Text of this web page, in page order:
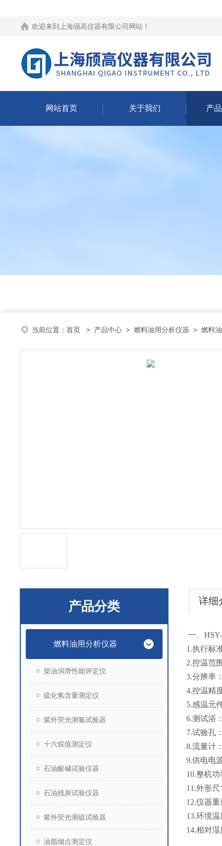
欢迎来到 上海颀高仪器有限公司网站 ！
网站首页 关于我们 产
当前位置： 首页 > 产品中心 > 燃料油用分析仪器 > 燃料
产品分类
燃料油用分析仪器
柴油润滑性能评定仪
硫化氢含量测定仪
紫外荧光测氯试验器
十六烷值测定仪
石油酸碱试验仪器
石油残炭试验仪器
紫外荧光测硫试验器
油脂烟点测定仪
详细
一、
1.执行标
2.控温范
3.分辨率
4.控温精
5.感温元
6.测试浴
7.试验孔
8.流量计
9.供电电
10.整机
11.外形尺
12.仪器
13.环境
14.相对